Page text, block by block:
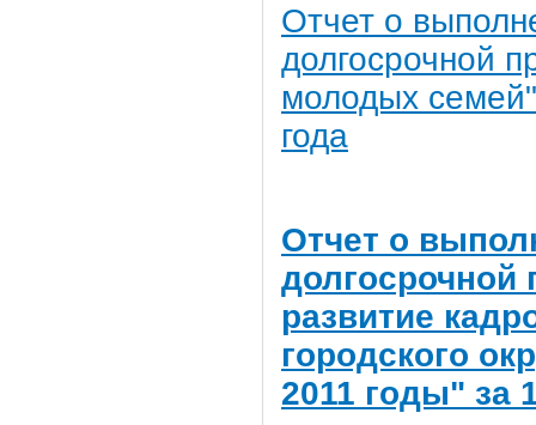
Отчет о
долгосрочной
молодых
года
Отчет о
развитие
городского
2011 годы" за